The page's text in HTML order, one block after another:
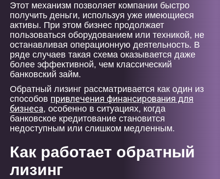
Этот механизм позволяет компании быстро
получить деньги, используя уже имеющиеся
активы. При этом бизнес продолжает
пользоваться оборудованием или техникой, не
останавливая операционную деятельность. В
ряде случаев такая схема оказывается даже
более эффективной, чем классический
банковский займ.
Обратный лизинг рассматривается как один из
способов привлечения финансирования для
бизнеса, особенно в ситуациях, когда
банковское кредитование становится
недоступным или слишком медленным.
Как работает обратный
лизинг